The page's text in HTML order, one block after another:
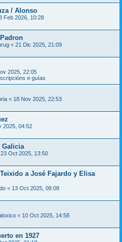
/ Alonso
Feb 2026, 10:28
« 21 Dic 2025, 21:09
2025, 22:05
e guías
« 18 Nov 2025, 22:53
2025, 04:52
Galicia
23 Oct 2025, 13:50
a José Fajardo y Elisa
« 13 Oct 2025, 08:08
« 10 Oct 2025, 14:58
en 1927